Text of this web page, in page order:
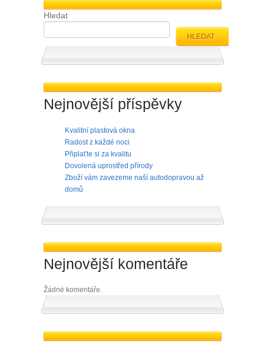
Hledat
HLEDAT
Nejnovější příspěvky
Kvalitní plastová okna
Radost z každé noci
Připlaťte si za kvalitu
Dovolená uprostřed přírody
Zboží vám zavezeme naší autodopravou až
domů
Nejnovější komentáře
Žádné komentáře.